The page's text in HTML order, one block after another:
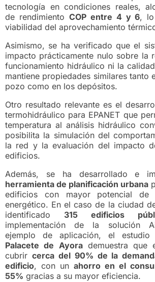
tecnología en condiciones reales,
de rendimiento COP entre 4 y 6,
viabilidad del aprovechamiento
Asimismo, se ha verificado que el
impacto prácticamente nulo sobre la
funcionamiento hidráulico ni la
mantiene propiedades similares tanto
pozo como en los depósitos.
Otro resultado relevante es el
termohidráulico para EPANET que
temperatura al análisis hidráulico
posibilita la simulación del
la red y la evaluación del impacto
edificios.
Además, se ha desarrollado e
herramienta de planificación urbana
edificios con mayor potencial de
energético. En el caso de la ciudad
identificado 315 edificios
implementación de la solución
ejemplo de aplicación, el
Palacete de Ayorademuestra que
cubrir cerca del 90% de la
edificio, con un ahorro en el
55% gracias a su mayor eficiencia.